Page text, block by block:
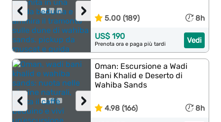
›
‹ 5.00 (189) 8h
Vedi
US$ 190
Prenota ora e paga più tardi
›
‹
Oman: Escursione a Wadi
Bani Khalid e Deserto di
Wahiba Sands
4.98 (166) 8h